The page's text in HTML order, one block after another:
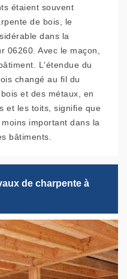
étaient souvent
de bois, le
dans la
06260. Avec le maçon,
L'étendue du
changé au fil du
et des métaux, en
et les toits, signifie que
important dans la
bâtiments.
de charpente à